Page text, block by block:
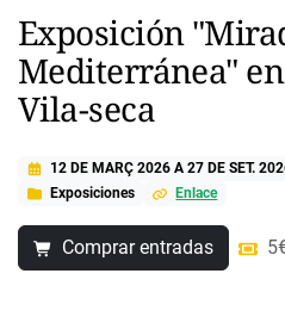
Exposición
Mediterránea"
Vila-seca
12 DE MARÇ 2026A 27 DE SET.
Exposiciones
Enlace
Comprar entradas